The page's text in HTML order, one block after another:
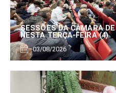
SESSÕES DA CÂMARA
NESTA TERÇA-FEIRA (4)
03/08/2026